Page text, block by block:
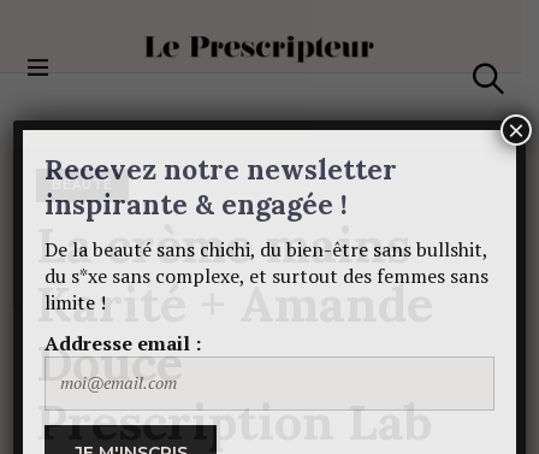
Le Prescripteur
e
a
BEAUTÉ
Lacrèmemains
Karité+Amande
Douce
PrescriptionLab
Recevez notre newsletter
inspirante & engagée !
De la beauté sans chichi, du bien-être sans bullshit,
du s*xe sans complexe, et surtout des femmes sans
limite !
Addresse email :
×